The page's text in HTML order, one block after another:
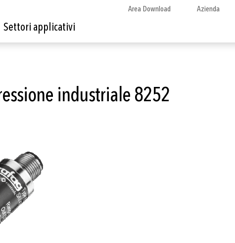
Settori applicativi
Area Download Azienda
industriale 8252